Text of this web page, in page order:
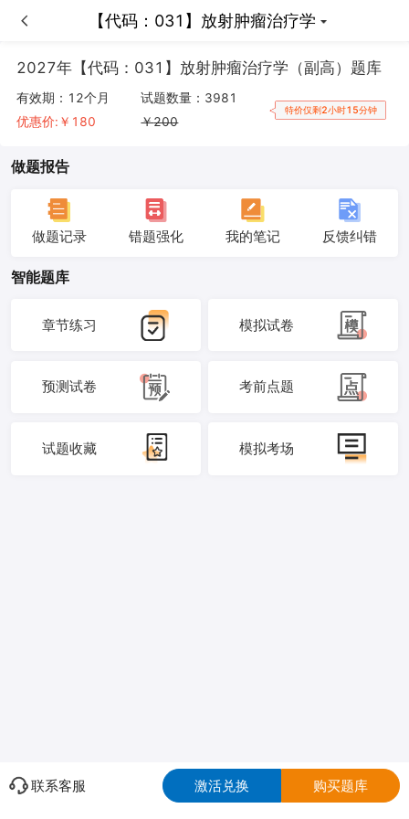
【代码：031】放射肿瘤治疗学
【代码：031】放射肿瘤治疗学
2027年【代码：031】放射肿瘤治疗学（副高）题库
有效期： 12个月
优惠价:￥ 180
试题数量： 3981
￥200
特价仅剩2小时15分钟
做题报告
做题记录 错题强化 我的笔记 反馈纠错
智能题库
章节练习 模拟试卷
预测试卷 考前点题
试题收藏 模拟考场
联系客服 激活兑换 购买题库